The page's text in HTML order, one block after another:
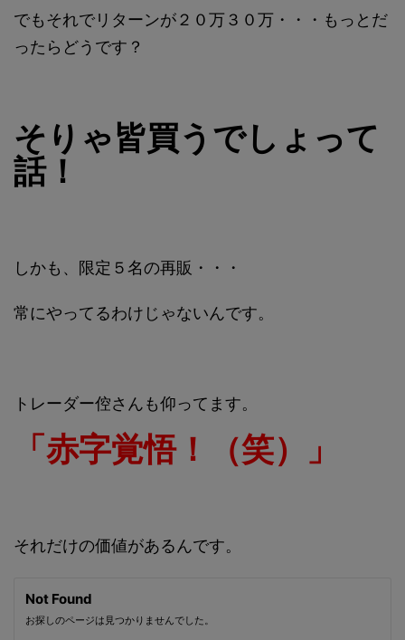
でもそれでリターンが２０万３０万・・・もっとだ
ったらどうです？
そりゃ皆買うでしょって
話！
しかも、限定５名の再販・・・
常にやってるわけじゃないんです。
トレーダー倥さんも仰ってます。
「赤字覚悟！（笑）」
それだけの価値があるんです。